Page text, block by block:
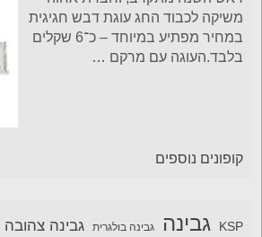
משיקה לכבוד החג עוגת דבש חגיגית
במחיר מפתיע במיוחד – כ־6 שקלים
בלבד.העוגה עם מרקם …
קופונים נוספים
KSP גבינה גבינה בולגרית גבינה צהובה